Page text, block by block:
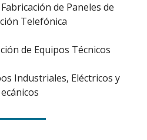
de Paneles de
Telefónica
de Equipos Técnicos
Industriales, Eléctricos y